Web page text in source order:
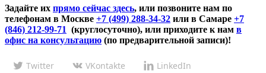
Задайте их прямо сейчас здесь, или позвоните нам по
телефонам в Москве +7 (499) 288-34-32 или в Самаре +7
(846) 212-99-71 (круглосуточно), или приходите к нам в
офис на консультацию (по предварительной записи)!
Twitter VKontakte LinkedIn